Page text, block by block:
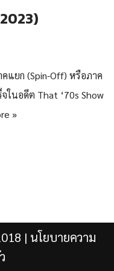
แยก (Spin-Off) หรือภาค
ในอดีต That ‘70s Show
»
| นโยบายความ